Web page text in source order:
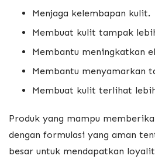
Menjaga kelembapan kulit.
Membuat kulit tampak
Membantu meningkatkan
Membantu menyamarkan
Membuat kulit terlihat
Produk yang mampu
dengan formulasi yang aman
besar untuk mendapatkan